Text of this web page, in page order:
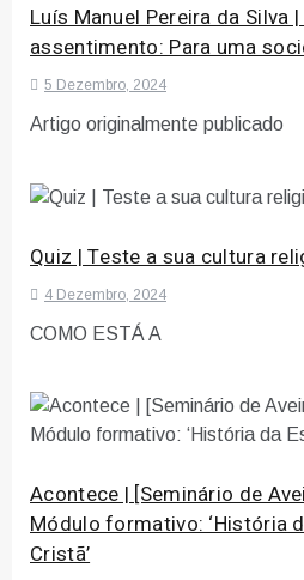
Luís Manuel Pereira da Silva
assentimento: Para uma
5 Dezembro, 2024
Artigo originalmente publicado
Quiz | Teste a sua cultura
4 Dezembro, 2024
COMO ESTÁ A
Acontece | [Seminário de
Módulo formativo: ‘História
Cristã’